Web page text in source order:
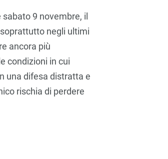
9 novembre, il
negli ultimi
ancora più
condizioni in cui
una difesa distratta e
rischia di perdere